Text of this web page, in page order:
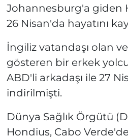
Johannesburg'a giden
26 Nisan'da hayatını
İngiliz vatandaşı olan
gösteren bir erkek
ABD'li arkadaşı ile 27
indirilmişti.
Dünya Sağlık Örgütü
Hondius, Cabo